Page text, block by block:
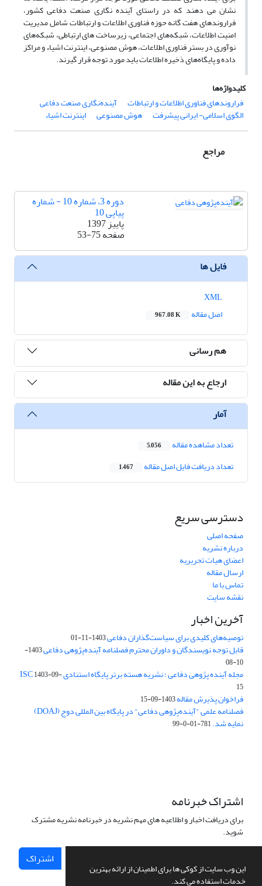
این وب سایت از کوکی ها برای اطمینان از ارائه بهترین
خدمات استفاده می کند.
نشان می­ دهند که در راستای آینده­ نگاری صنعت دفاعی کشور،
فراروندهای هفت­ گانه حوزه فناوری اطلاعات و ارتباطات شامل مدیریت
امنیت اطلاعات، شبکه‌های اجتماعی، زیرساخت ­های ارتباطی، شبکه‌های
نوآوری در بستر فناوری اطلاعات، هوش مصنوعی، اینترنت اشیاء و مراکز
داده و پایگاه‌های ذخیره اطلاعات باید مورد توجه قرار گیرند.
کلیدواژه‌ها
فراروندهای فناوری اطلاعات و ارتباطات
آینده‌نگاری صنعت دفاعی
الگوی اسلامی- ایرانی پیشرفت هوش مصنوعی اینترنت اشیاء
مراجع
دوره 3، شماره 10 - شماره
پیاپی 10
پاییز 1397
صفحه53-75
فایل ها
اصل مقاله
967.08 K
هم رسانی
ارجاع به این مقاله
آمار
تعداد مشاهده مقاله 5,056
تعداد دریافت فایل اصل مقاله 1,467
دسترسی سریع
صفحه اصلی
درباره نشریه
اعضای هیات تحریریه
ارسال مقاله
تماس با ما
نقشه سایت
آخرین اخبار
توصیه‌های کلیدی برای سیاست‌گذاران دفاعی1403-11-01
قابل توجه نویسندگان و داوران محترم فصلنامه آینده‌پژوهی دفاعی
1403-
10-08
مجله آینده پژوهی دفاعی ؛ نشریه هسته برتر پایگاه استنادی ISC1403-09-
15
فراخوان پذیرش مقاله1403-09-15
فصلنامه علمی "آینده‌پژوهی دفاعی" در پایگاه بین المللی دوج (DOAJ)
نمایه شد.781-01-0-99
اشتراک خبرنامه
برای دریافت اخبار و اطلاعیه های مهم نشریه در خبرنامه نشریه مشترک
شوید.
اشتراک